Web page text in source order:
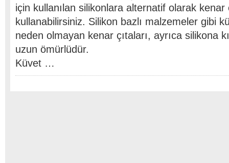
için kullanılan silikonlara alternatif olarak kenar
kullanabilirsiniz. Silikon bazlı malzemeler gibi
neden olmayan kenar çıtaları, ayrıca silikona
uzun ömürlüdür.
Küvet …